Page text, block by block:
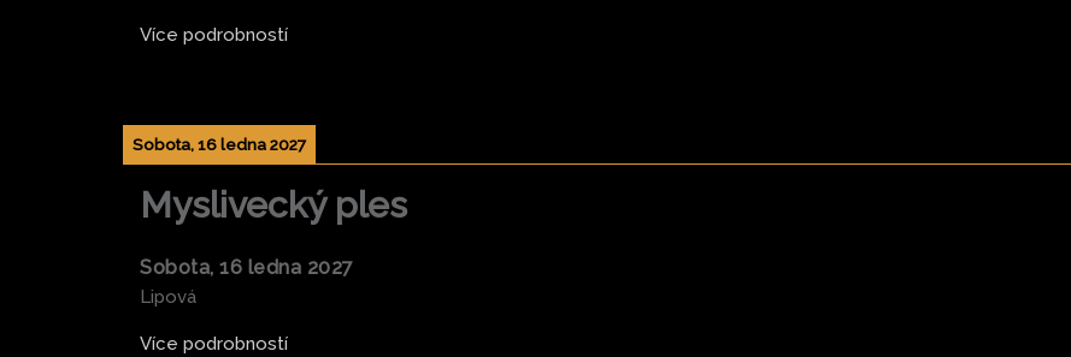
Více podrobností
Sobota, 16 ledna 2027
Myslivecký ples
Sobota, 16 ledna 2027
Lipová
Více podrobností